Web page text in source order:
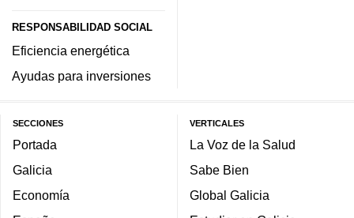
RESPONSABILIDAD SOCIAL
Eficiencia energética
Ayudas para inversiones
SECCIONES
Portada
Galicia
Economía
VERTICALES
La Voz de la Salud
Sabe Bien
Global Galicia